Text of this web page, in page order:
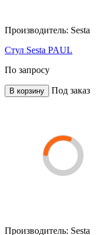
Производитель: Sesta
Стул Sesta PAUL
По запросу
В корзину Под заказ
Производитель: Sesta